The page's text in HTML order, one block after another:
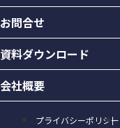
お問合せ
資料ダウンロード
会社概要
プライバシーポリシー